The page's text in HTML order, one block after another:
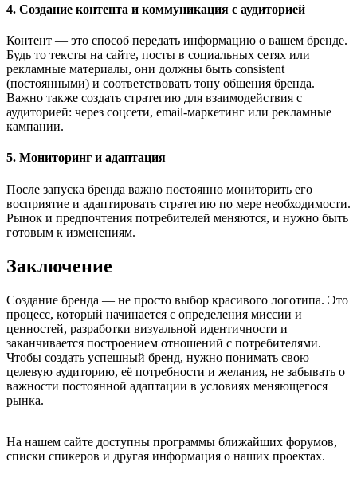
4. Создание контента и коммуникация с аудиторией
Контент — это способ передать информацию о вашем бренде.
Будь то тексты на сайте, посты в социальных сетях или
рекламные материалы, они должны быть consistent
(постоянными) и соответствовать тону общения бренда.
Важно также создать стратегию для взаимодействия с
аудиторией: через соцсети, email-маркетинг или рекламные
кампании.
5. Мониторинг и адаптация
После запуска бренда важно постоянно мониторить его
восприятие и адаптировать стратегию по мере необходимости.
Рынок и предпочтения потребителей меняются, и нужно быть
готовым к изменениям.
Заключение
Создание бренда — не просто выбор красивого логотипа. Это
процесс, который начинается с определения миссии и
ценностей, разработки визуальной идентичности и
заканчивается построением отношений с потребителями.
Чтобы создать успешный бренд, нужно понимать свою
целевую аудиторию, её потребности и желания, не забывать о
важности постоянной адаптации в условиях меняющегося
рынка.
На нашем сайте доступны программы ближайших форумов,
списки спикеров и другая информация о наших проектах.